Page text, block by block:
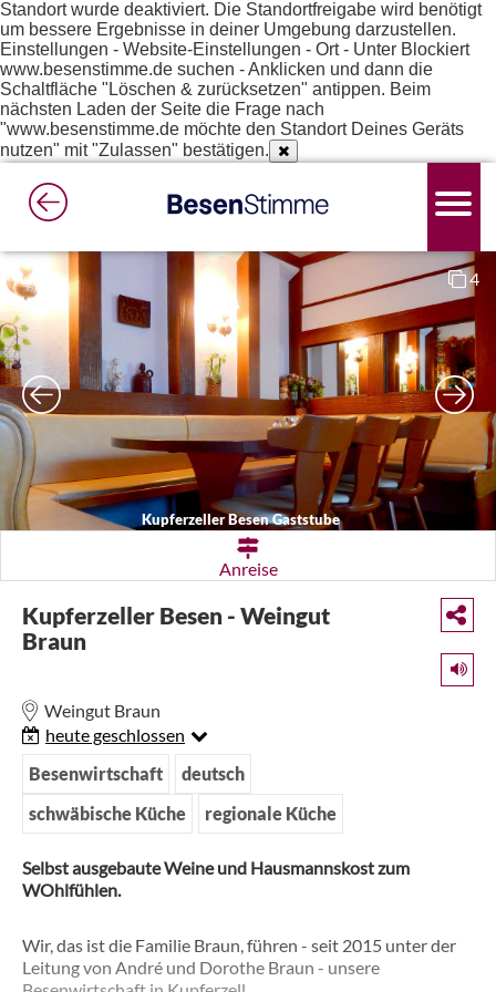
Standort wurde deaktiviert. Die Standortfreigabe wird benötigt
um bessere Ergebnisse in deiner Umgebung darzustellen.
Einstellungen - Website-Einstellungen - Ort - Unter Blockiert
www.besenstimme.de suchen - Anklicken und dann die
Schaltfläche "Löschen & zurücksetzen" antippen. Beim
nächsten Laden der Seite die Frage nach
"www.besenstimme.de möchte den Standort Deines Geräts
nutzen" mit "Zulassen" bestätigen.
Kupferzeller Besen Gaststube
4
Anreise
Kupferzeller Besen - Weingut
Braun
Weingut Braun
heute geschlossen
Besenwirtschaft
deutsch
schwäbische Küche
regionale Küche
Selbst ausgebaute Weine und Hausmannskost zum
WOhlfühlen.
Wir, das ist die Familie Braun, führen - seit 2015 unter der
Leitung von André und Dorothe Braun - unsere